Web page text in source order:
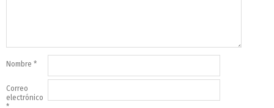
Nombre *
Correo
electrónico